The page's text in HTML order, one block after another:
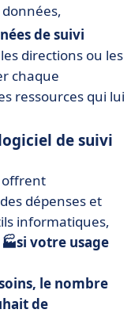
de suivi
directions ou les
chaque
ressources qui lui
de suivi
offrent
dépenses et
informatiques,
votre usage
le nombre
de